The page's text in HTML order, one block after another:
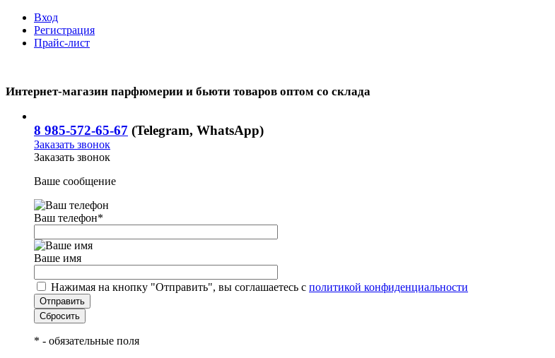
Вход
Регистрация
Прайс-лист
Интернет-магазин парфюмерии и бьюти товаров оптом со склада
8 985-572-65-67 (Telegram, WhatsApp)
Заказать звонок
Заказать звонок
Ваше сообщение
Ваш телефон*
Ваше имя
Нажимая на кнопку "Отправить", вы соглашаетесь с политикой конфиденциальности
* - обязательные поля